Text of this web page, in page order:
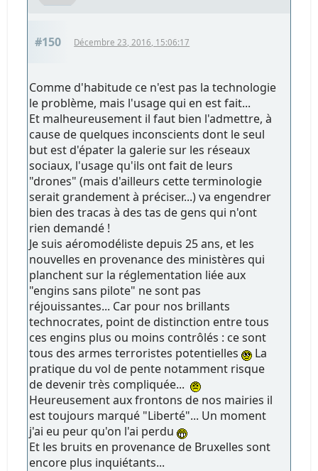
#150 Décembre 23, 2016, 15:06:17
Comme d'habitude ce n'est pas la technologie
le problème, mais l'usage qui en est fait...
Et malheureusement il faut bien l'admettre, à
cause de quelques inconscients dont le seul
but est d'épater la galerie sur les réseaux
sociaux, l'usage qu'ils ont fait de leurs
"drones" (mais d'ailleurs cette terminologie
serait grandement à préciser...) va engendrer
bien des tracas à des tas de gens qui n'ont
rien demandé !
Je suis aéromodéliste depuis 25 ans, et les
nouvelles en provenance des ministères qui
planchent sur la réglementation liée aux
"engins sans pilote" ne sont pas
réjouissantes... Car pour nos brillants
technocrates, point de distinction entre tous
ces engins plus ou moins contrôlés : ce sont
tous des armes terroristes potentielles
La
pratique du vol de pente notamment risque
de devenir très compliquée...
Heureusement aux frontons de nos mairies il
est toujours marqué "Liberté"... Un moment
j'ai eu peur qu'on l'ai perdu
Et les bruits en provenance de Bruxelles sont
encore plus inquiétants...